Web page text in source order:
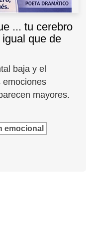
... tu cerebro
que de
baja y el
emociones
mayores.
emocional